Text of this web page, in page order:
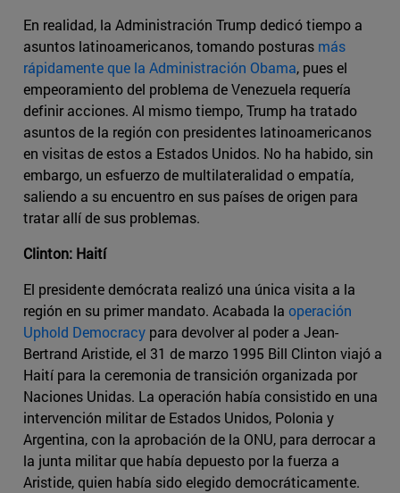
En realidad, la Administración Trump dedicó tiempo a
asuntos latinoamericanos, tomando posturas más
rápidamente que la Administración Obama, pues el
empeoramiento del problema de Venezuela requería
definir acciones. Al mismo tiempo, Trump ha tratado
asuntos de la región con presidentes latinoamericanos
en visitas de estos a Estados Unidos. No ha habido, sin
embargo, un esfuerzo de multilateralidad o empatía,
saliendo a su encuentro en sus países de origen para
tratar allí de sus problemas.
Clinton: Haití
El presidente demócrata realizó una única visita a la
región en su primer mandato. Acabada la operación
Uphold Democracy para devolver al poder a Jean-
Bertrand Aristide, el 31 de marzo 1995 Bill Clinton viajó a
Haití para la ceremonia de transición organizada por
Naciones Unidas. La operación había consistido en una
intervención militar de Estados Unidos, Polonia y
Argentina, con la aprobación de la ONU, para derrocar a
la junta militar que había depuesto por la fuerza a
Aristide, quien había sido elegido democráticamente.